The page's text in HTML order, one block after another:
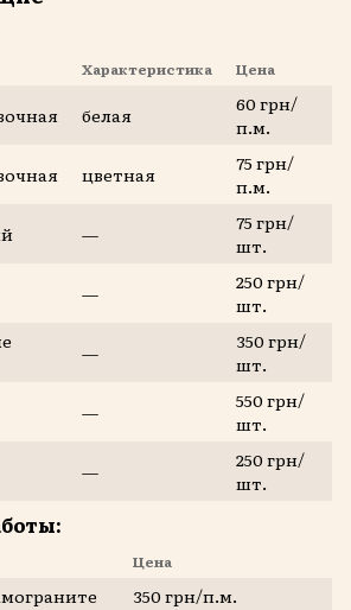
Характеристика Цена
белая
60 грн/
п.м.
цветная
75 грн/
п.м.
—
75 грн/
шт.
—
250 грн/
шт.
—
350 грн/
шт.
—
550 грн/
шт.
—
250 грн/
шт.
Цена
350 грн/п.м.